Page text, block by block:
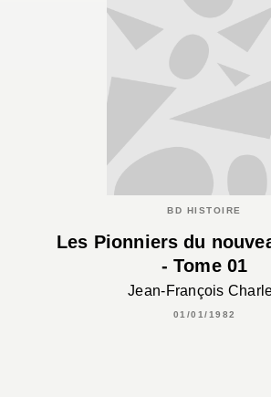
BD HISTOIRE
Les Pionniers du
- Tome 01
Jean-François
01/01/1982